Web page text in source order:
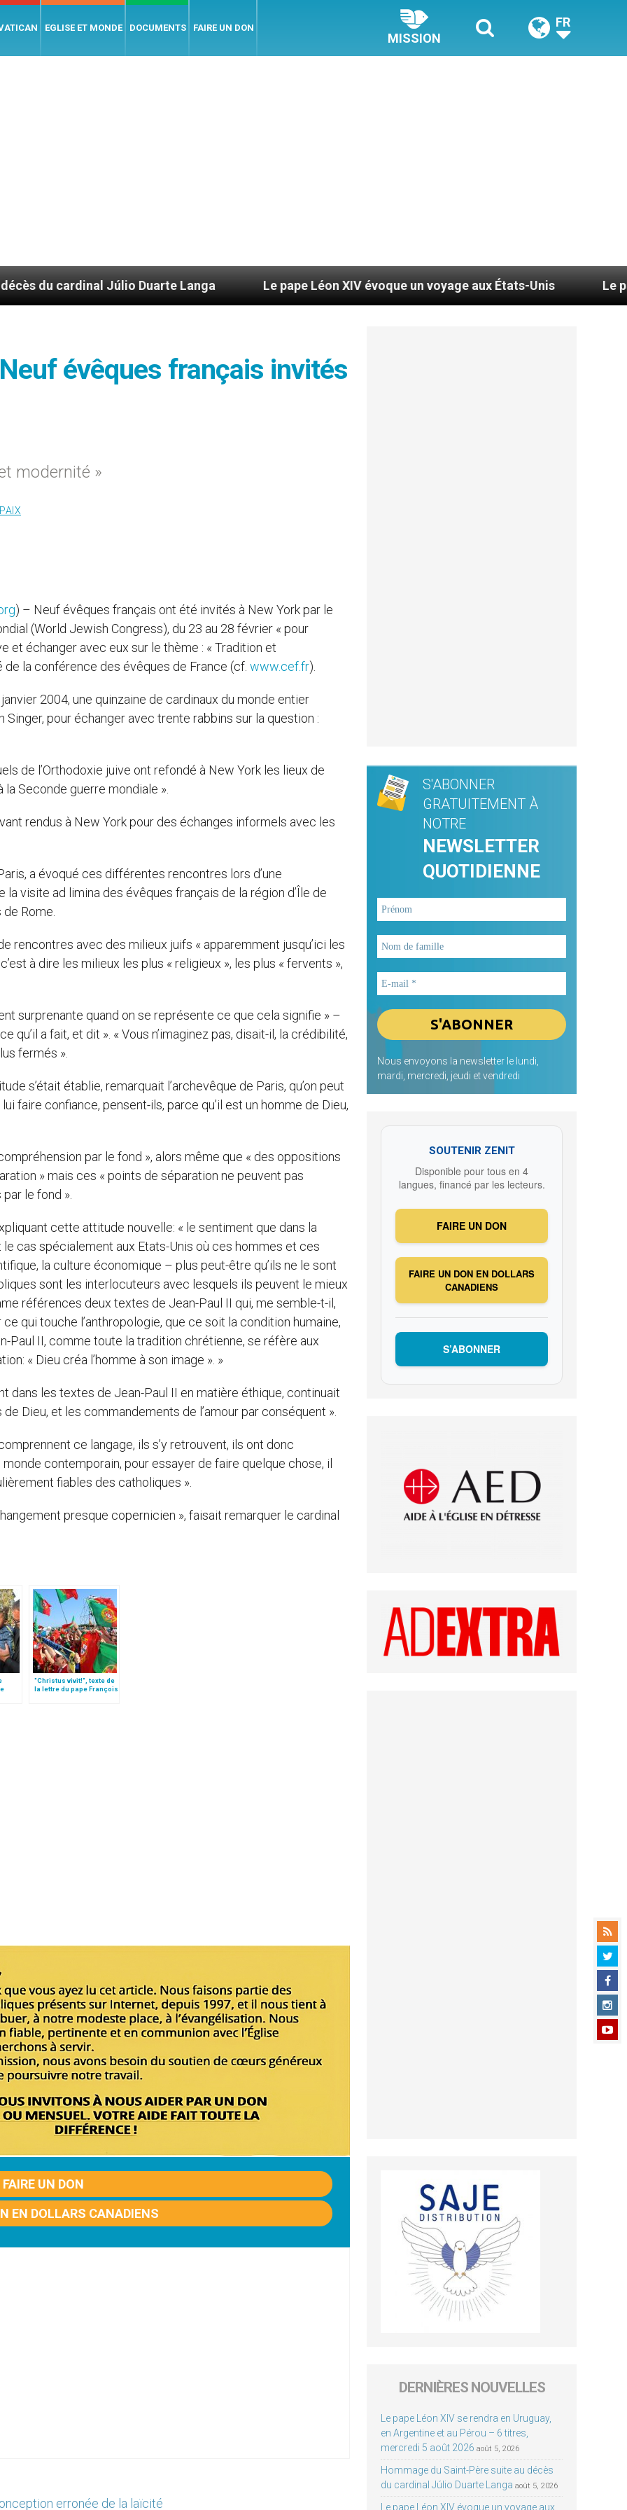
EGLISE ET MONDE DOCUMENTS FAIRE UN DON
MISSION
FR
Júlio Duarte Langa Le pape Léon XIV évoque un voyage aux États-Unis Le pape Léon
évêques français invités
modernité »
) – Neuf évêques français ont été invités à New York par le
(World Jewish Congress), du 23 au 28 février « pour
et échanger avec eux sur le thème : « Tradition et
de la conférence des évêques de France (cf. www.cef.fr).
2004, une quinzaine de cardinaux du monde entier
Singer, pour échanger avec trente rabbins sur la question :
de l’Orthodoxie juive ont refondé à New York les lieux de
la Seconde guerre mondiale ».
rendus à New York pour des échanges informels avec les
a évoqué ces différentes rencontres lors d’une
visite ad limina des évêques français de la région d’Île de
Rome.
rencontres avec des milieux juifs « apparemment jusqu’ici les
à dire les milieux les plus « religieux », les plus « fervents »,
surprenante quand on se représente ce que cela signifie » –
qu’il a fait, et dit ». « Vous n’imaginez pas, disait-il, la crédibilité,
fermés ».
s’était établie, remarquait l’archevêque de Paris, qu’on peut
faire confiance, pensent-ils, parce qu’il est un homme de Dieu,
par le fond », alors même que « des oppositions
» mais ces « points de séparation ne peuvent pas
le fond ».
cette attitude nouvelle: « le sentiment que dans la
cas spécialement aux Etats-Unis où ces hommes et ces
la culture économique – plus peut-être qu’ils ne le sont
sont les interlocuteurs avec lesquels ils peuvent le mieux
références deux textes de Jean-Paul II qui, me semble-t-il,
qui touche l’anthropologie, que ce soit la condition humaine,
Paul II, comme toute la tradition chrétienne, se réfère aux
« Dieu créa l’homme à son image ». »
dans les textes de Jean-Paul II en matière éthique, continuait
Dieu, et les commandements de l’amour par conséquent ».
ce langage, ils s’y retrouvent, ils ont donc
contemporain, pour essayer de faire quelque chose, il
fiables des catholiques ».
presque copernicien », faisait remarquer le cardinal
"Christus vivit!", texte de
la lettre du pape François
FAIRE UN DON
EN DOLLARS CANADIENS
erronée de la laïcité
S'ABONNER
GRATUITEMENT À
NOTRE
NEWSLETTER
QUOTIDIENNE
Nous envoyons la newsletter le lundi,
mardi, mercredi, jeudi et vendredi
SOUTENIR ZENIT
Disponible pour tous en 4
langues, financé par les lecteurs.
FAIRE UN DON
FAIRE UN DON EN DOLLARS
CANADIENS
S’ABONNER
DERNIÈRES NOUVELLES
Le pape Léon XIV se rendra en Uruguay,
en Argentine et au Pérou – 6 titres,
mercredi 5 août 2026 août 5, 2026
Hommage du Saint-Père suite au décès
du cardinal Júlio Duarte Langa août 5, 2026
Le pape Léon XIV évoque un voyage aux